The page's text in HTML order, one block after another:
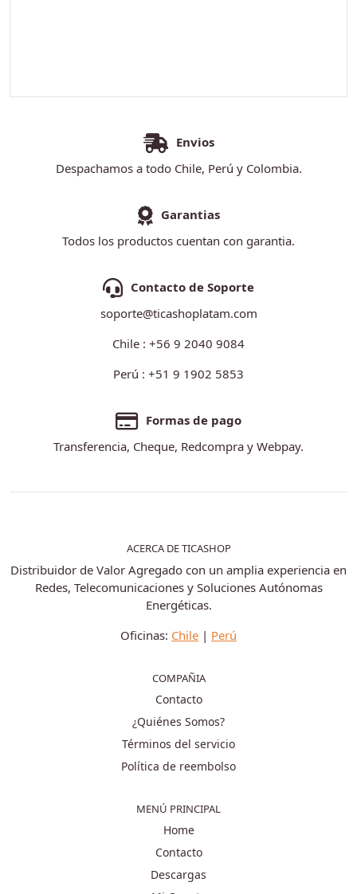
Envios
Despachamos a todo Chile, Perú y Colombia.
Garantias
Todos los productos cuentan con garantia.
Contacto de Soporte
soporte@ticashoplatam.com
Chile : +56 9 2040 9084
Perú : +51 9 1902 5853
Formas de pago
Transferencia, Cheque, Redcompra y Webpay.
ACERCA DE TICASHOP
Distribuidor de Valor Agregado con un amplia experiencia en
Redes, Telecomunicaciones y Soluciones Autónomas
Energéticas.
Oficinas: Chile | Perú
COMPAÑIA
Contacto
¿Quiénes Somos?
Términos del servicio
Política de reembolso
MENÚ PRINCIPAL
Home
Contacto
Descargas